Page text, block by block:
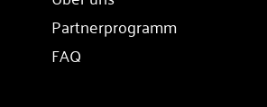
Partnerprogramm
FAQ